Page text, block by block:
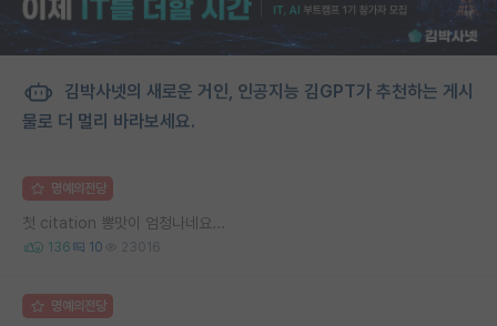
김박사넷의 새로운 거인, 인공지능 김GPT가 추천하는 게시
물로 더 멀리 바라보세요.
명예의전당
첫 citation 뽕맛이 엄청나네요...
136 10 23016
명예의전당